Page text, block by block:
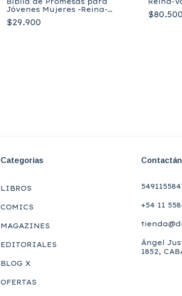
Jóvenes Mujeres -Reina-
Valera 1960
$29.900
$80.500
Categorías
LIBROS
COMICS
MAGAZINES
EDITORIALES
BLOG X
OFERTAS
+54 11
Ángel
1852,